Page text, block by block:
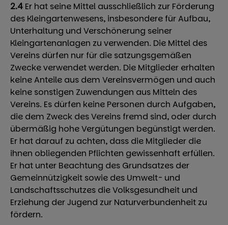
2.4 Er hat seine Mittel ausschließlich zur Förderung
des Kleingartenwesens, insbesondere für Aufbau,
Unterhaltung und Verschönerung seiner
Kleingartenanlagen zu verwenden. Die Mittel des
Vereins dürfen nur für die satzungsgemäßen
Zwecke verwendet werden. Die Mitglieder erhalten
keine Anteile aus dem Vereinsvermögen und auch
keine sonstigen Zuwendungen aus Mitteln des
Vereins. Es dürfen keine Personen durch Aufgaben,
die dem Zweck des Vereins fremd sind, oder durch
übermäßig hohe Vergütungen begünstigt werden.
Er hat darauf zu achten, dass die Mitglieder die
ihnen obliegenden Pflichten gewissenhaft erfüllen.
Er hat unter Beachtung des Grundsatzes der
Gemeinnützigkeit sowie des Umwelt- und
Landschaftsschutzes die Volksgesundheit und
Erziehung der Jugend zur Naturverbundenheit zu
fördern.